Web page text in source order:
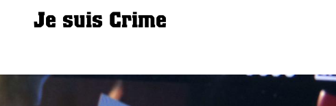
Je suis Crime